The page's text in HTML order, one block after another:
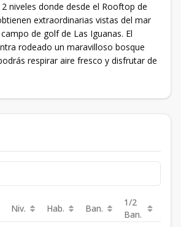
niveles donde desde el Rooftop de
extraordinarias vistas del mar
de golf de Las Iguanas. El
rodeado un maravilloso bosque
respirar aire fresco y disfrutar de
Niv. Hab. Ban.
1/2
Ban.